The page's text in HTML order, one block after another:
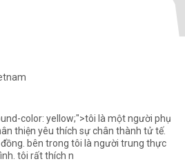
color: yellow;">tôi là một người phụ
thiện yêu thích sự chân thành tử tế.
bên trong tôi là người trung thực
tôi rất thích n